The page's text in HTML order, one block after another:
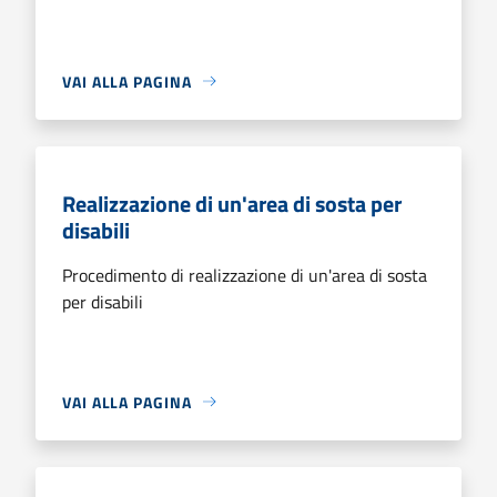
VAI ALLA PAGINA
Realizzazione di un'area di sosta per
disabili
Procedimento di realizzazione di un'area di sosta
per disabili
VAI ALLA PAGINA